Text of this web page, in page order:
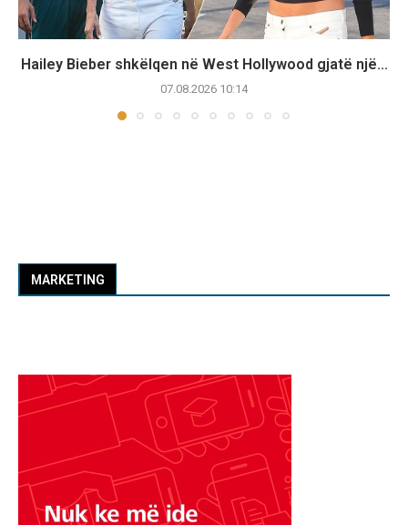
Hailey Bieber shkëlqen në West Hollywood gjatë një...
07.08.2026 10:14
MARKETING